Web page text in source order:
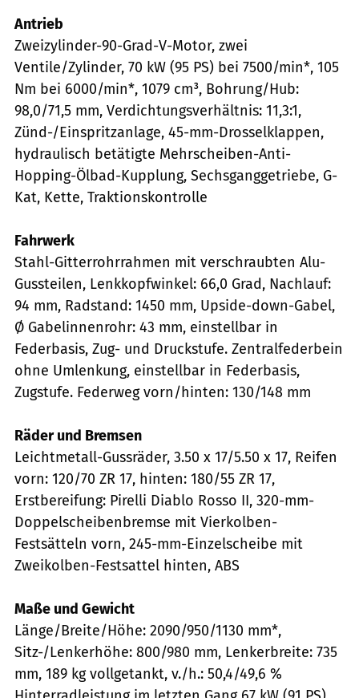
Antrieb
Zweizylinder-90-Grad-V-Motor, zwei
Ventile/Zylinder, 70 kW (95 PS) bei 7500/min*, 105
Nm bei 6000/min*, 1079 cm³, Bohrung/Hub:
98,0/71,5 mm, Verdichtungsverhältnis: 11,3:1,
Zünd-/Einspritzanlage, 45-mm-Drosselklappen,
hydraulisch betätigte Mehrscheiben-Anti-
Hopping-Ölbad-Kupplung, Sechsganggetriebe, G-
Kat, Kette, Traktionskontrolle
Fahrwerk
Stahl-Gitterrohrrahmen mit verschraubten Alu-
Gussteilen, Lenkkopfwinkel: 66,0 Grad, Nachlauf:
94 mm, Radstand: 1450 mm, Upside-down-Gabel,
Ø Gabelinnenrohr: 43 mm, einstellbar in
Federbasis, Zug- und Druckstufe. Zentralfederbein
ohne Umlenkung, einstellbar in Federbasis,
Zugstufe. Federweg vorn/hinten: 130/148 mm
Räder und Bremsen
Leichtmetall-Gussräder, 3.50 x 17/5.50 x 17, Reifen
vorn: 120/70 ZR 17, hinten: 180/55 ZR 17,
Erstbereifung: Pirelli Diablo Rosso II, 320-mm-
Doppelscheibenbremse mit Vierkolben-
Festsätteln vorn, 245-mm-Einzelscheibe mit
Zweikolben-Festsattel hinten, ABS
Maße und Gewicht
Länge/Breite/Höhe: 2090/950/1130 mm*,
Sitz-/Lenkerhöhe: 800/980 mm, Lenkerbreite: 735
mm, 189 kg vollgetankt, v./h.: 50,4/49,6 %